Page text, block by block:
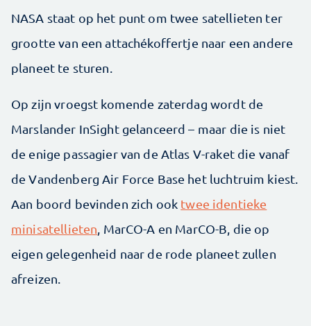
NASA staat op het punt om twee satellieten ter
grootte van een attachékoffertje naar een andere
planeet te sturen.
Op zijn vroegst komende zaterdag wordt de
Marslander InSight gelanceerd – maar die is niet
de enige passagier van de Atlas V-raket die vanaf
de Vandenberg Air Force Base het luchtruim kiest.
Aan boord bevinden zich ook twee identieke
minisatellieten, MarCO-A en MarCO-B, die op
eigen gelegenheid naar de rode planeet zullen
afreizen.